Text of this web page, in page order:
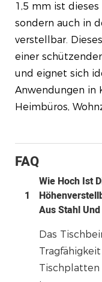
1,5 mm ist
sondern auch in
verstellbar.
einer
und eignet sich
Anwendungen in
Heimbüros,
FAQ
1
Wie Hoch Ist
Aus Stahl
Das